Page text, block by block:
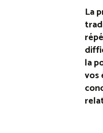
La
la
vos